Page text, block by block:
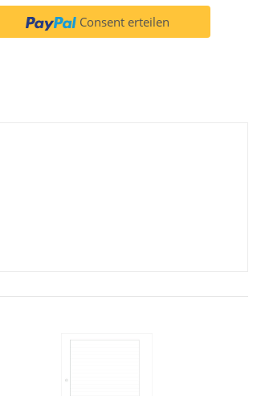
Consent erteilen